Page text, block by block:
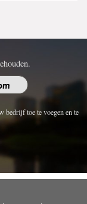
bedrijf toe te voegen en te